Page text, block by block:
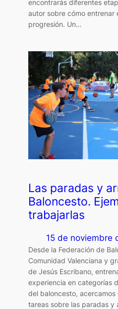
encontrarás diferentes
autor sobre cómo entrenar
progresión. Un…
Las paradas y
Baloncesto.
trabajarlas
15 de noviembre
Desde la Federación de
Comunidad Valenciana y
de Jesús Escribano,
experiencia en categorías
del baloncesto,
tareas sobre las paradas y